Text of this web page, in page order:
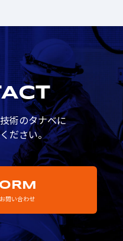
術のタナベに
ださい。
問い合わせ